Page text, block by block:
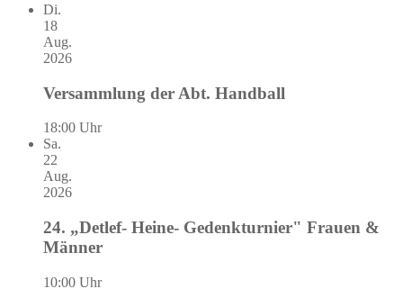
Di.
18
Aug.
2026
Versammlung der Abt. Handball
18:00 Uhr
Sa.
22
Aug.
2026
24. „Detlef- Heine- Gedenkturnier" Frauen &
Männer
10:00 Uhr